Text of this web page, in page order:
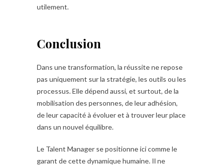
utilement.
Conclusion
Dans une transformation, la réussite ne repose
pas uniquement sur la stratégie, les outils ou les
processus. Elle dépend aussi, et surtout, de la
mobilisation des personnes, de leur adhésion,
de leur capacité à évoluer et à trouver leur place
dans un nouvel équilibre.
Le Talent Manager se positionne ici comme le
garant de cette dynamique humaine. Il ne